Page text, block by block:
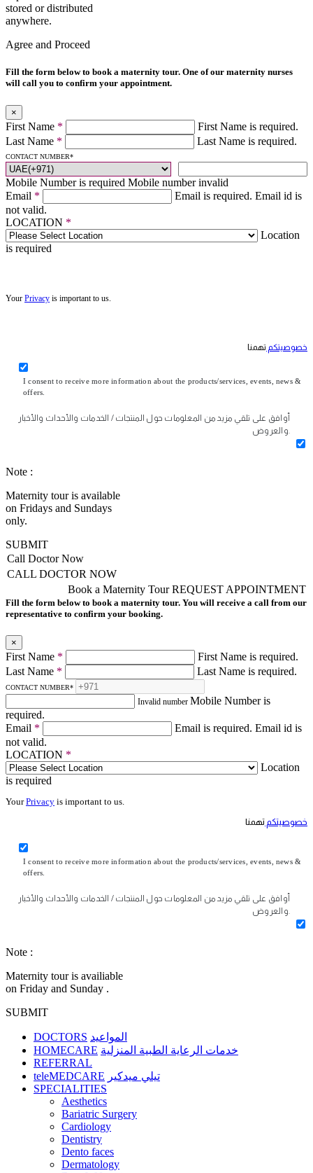
stored or distributed
anywhere.
Agree and Proceed
Fill the form below to book a maternity tour. One of our maternity nurses
will call you to confirm your appointment.
×
First Name *
First Name is required.
Last Name * Last Name is required.
CONTACT NUMBER*
Mobile Number is required Mobile number invalid
Email * Email is required. Email id is
not valid.
LOCATION *
Location
is required
Your Privacy is important to us.
خصوصيتكم تهمنا
I consent to receive more information about the products/services, events, news &
offers.
أوافق على تلقي مزيد من المعلومات حول المنتجات / الخدمات والأحداث والأخبار
Note :
Maternity tour is available
on Fridays and Sundays
only.
SUBMIT
Call Doctor Now
CALL DOCTOR NOW
REQUEST APPOINTMENT
Book a Maternity Tour
Fill the form below to book a maternity tour. You will receive a call from our
representative to confirm your booking.
×
First Name *
First Name is required.
Last Name * Last Name is required.
CONTACT NUMBER*
Invalid number Mobile Number is
required.
Email * Email is required. Email id is
not valid.
LOCATION *
Location
is required
YourPrivacy is important to us.
خصوصيتكم تهمنا
I consent to receive more information about the products/services, events, news &
offers.
أوافق على تلقي مزيد من المعلومات حول المنتجات / الخدمات والأحداث والأخبار
والعروض.
Note :
Maternity tour is availiable
on Friday and Sunday .
SUBMIT
DOCTORS المواعيد
HOMECARE خدمات الرعاية الطبية المنزلية
REFERRAL
teleMEDCARE تيلي ميدكير
SPECIALITIES
Aesthetics
Bariatric Surgery
Cardiology
Dentistry
Dento faces
Dermatology